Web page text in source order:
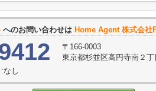
へのお問い合わせは Home Agent 株式会
〒166-0003
東京都杉並区高円寺南２丁
なし